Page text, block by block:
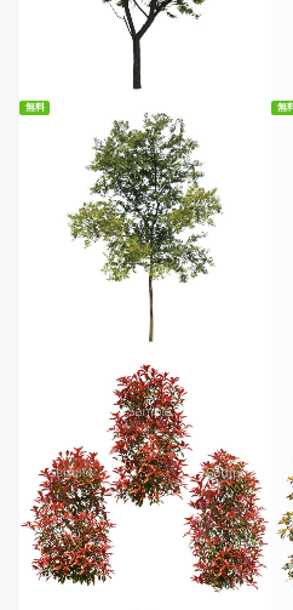
無料ダウンロード
無料
無料ダウンロード
無